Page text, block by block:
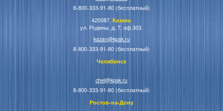
8-800-333-91-80 (бесплатный)
420087, Казань
ул. Родины, д. 7, оф.303.
kazan@kpsk.ru
8-800-333-91-80 (бесплатный)
Челябинск
chel@kpsk.ru
8-800-333-91-80 (бесплатный)
Ростов-на-Дону